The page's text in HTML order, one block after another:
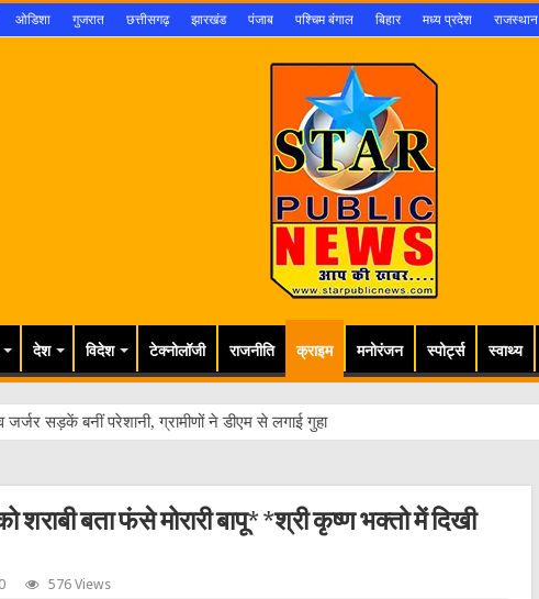
ओडिशा गुजरात छत्तीसगढ़ झारखंड पंजाब पश्चिम बंगाल बिहार मध्य प्रदेश राजस्थान
देश विदेश टेक्नोलॉजी राजनीति क्राइम मनोरंजन स्पोर्ट्स स्वाथ्य
शराबी बता फंसे मोरारी बापू* *श्री कृष्ण भक्तो में दिखी
576 Views